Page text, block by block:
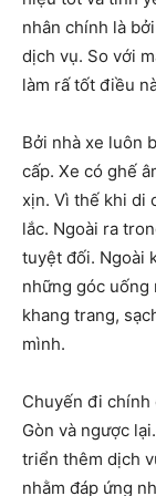
nhân chính là
dịch vụ. So với
làm rấ tốt điều
Bởi nhà xe luôn
cấp. Xe có ghế
xịn. Vì thế khi di
lắc. Ngoài ra
tuyệt đối. Ngoài
những góc uống
khang trang,
mình.
Chuyến đi chính
Gòn và ngược
triển thêm dịch
nhằm đáp ứng